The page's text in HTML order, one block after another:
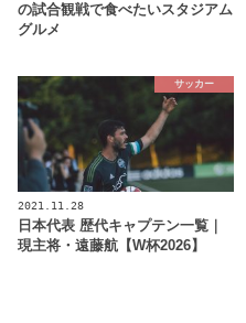
の試合観戦で食べたいスタジアム
グルメ
サッカー
2021.11.28
日本代表 歴代キャプテン一覧｜
現主将・遠藤航【W杯2026】